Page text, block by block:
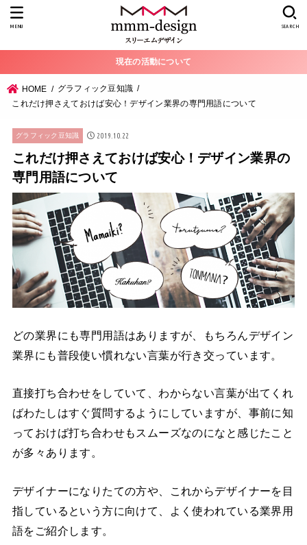
SEARCH
MENU
現在の活動について
HOME
グラフィック豆知識
これだけ押さえておけば安心！デザイン業界の専門用語について
グラフィック豆知識 2019.10.22
これだけ押さえておけば安心！デザイン業界の
専門用語について
どの業界にも専門用語はありますが、もちろんデザイン
業界にも普段使い慣れない言葉が行き交っています。
直接打ち合わせをしていて、わからない言葉が出てくれ
ばわたしはすぐ質問するようにしていますが、事前に知
っておけば打ち合わせもスムーズなのになと感じたこと
が多々あります。
デザイナーになりたての方や、これからデザイナーを目
指しているという方に向けて、よく使われている業界用
語をご紹介します。